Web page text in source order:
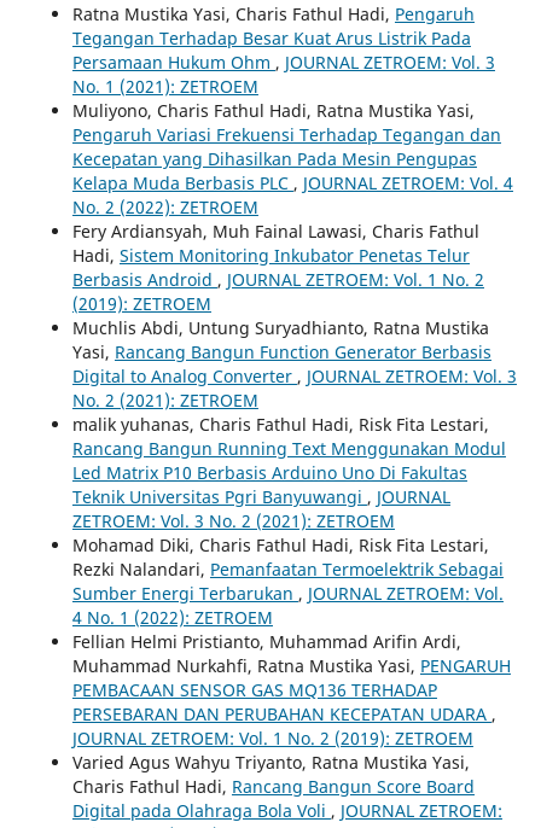
Ratna Mustika Yasi, Charis Fathul Hadi, Pengaruh
Tegangan Terhadap Besar Kuat Arus Listrik Pada
Persamaan Hukum Ohm , JOURNAL ZETROEM: Vol. 3
No. 1 (2021): ZETROEM
Muliyono, Charis Fathul Hadi, Ratna Mustika Yasi,
Pengaruh Variasi Frekuensi Terhadap Tegangan dan
Kecepatan yang Dihasilkan Pada Mesin Pengupas
Kelapa Muda Berbasis PLC , JOURNAL ZETROEM: Vol. 4
No. 2 (2022): ZETROEM
Fery Ardiansyah, Muh Fainal Lawasi, Charis Fathul
Hadi, Sistem Monitoring Inkubator Penetas Telur
Berbasis Android , JOURNAL ZETROEM: Vol. 1 No. 2
(2019): ZETROEM
Muchlis Abdi, Untung Suryadhianto, Ratna Mustika
Yasi, Rancang Bangun Function Generator Berbasis
Digital to Analog Converter , JOURNAL ZETROEM: Vol. 3
No. 2 (2021): ZETROEM
malik yuhanas, Charis Fathul Hadi, Risk Fita Lestari,
Rancang Bangun Running Text Menggunakan Modul
Led Matrix P10 Berbasis Arduino Uno Di Fakultas
Teknik Universitas Pgri Banyuwangi , JOURNAL
ZETROEM: Vol. 3 No. 2 (2021): ZETROEM
Mohamad Diki, Charis Fathul Hadi, Risk Fita Lestari,
Rezki Nalandari, Pemanfaatan Termoelektrik Sebagai
Sumber Energi Terbarukan , JOURNAL ZETROEM: Vol.
4 No. 1 (2022): ZETROEM
Fellian Helmi Pristianto, Muhammad Arifin Ardi,
Muhammad Nurkahfi, Ratna Mustika Yasi, PENGARUH
PEMBACAAN SENSOR GAS MQ136 TERHADAP
PERSEBARAN DAN PERUBAHAN KECEPATAN UDARA ,
JOURNAL ZETROEM: Vol. 1 No. 2 (2019): ZETROEM
Varied Agus Wahyu Triyanto, Ratna Mustika Yasi,
Charis Fathul Hadi, Rancang Bangun Score Board
Digital pada Olahraga Bola Voli , JOURNAL ZETROEM: